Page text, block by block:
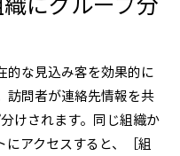
的な見込み客を効果的に
訪問者が連絡先情報を共
けされます。同じ組織か
アクセスすると、［組